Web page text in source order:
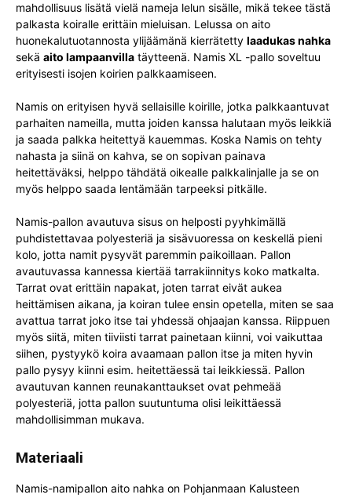
mahdollisuus lisätä vielä nameja lelun sisälle, mikä tekee tästä
palkasta koiralle erittäin mieluisan. Lelussa on aito
huonekalutuotannosta ylijäämänä kierrätetty laadukas nahka
sekä aito lampaanvilla täytteenä. Namis XL -pallo soveltuu
erityisesti isojen koirien palkkaamiseen.
Namis on erityisen hyvä sellaisille koirille, jotka palkkaantuvat
parhaiten nameilla, mutta joiden kanssa halutaan myös leikkiä
ja saada palkka heitettyä kauemmas. Koska Namis on tehty
nahasta ja siinä on kahva, se on sopivan painava
heitettäväksi, helppo tähdätä oikealle palkkalinjalle ja se on
myös helppo saada lentämään tarpeeksi pitkälle.
Namis-pallon avautuva sisus on helposti pyyhkimällä
puhdistettavaa polyesteriä ja sisävuoressa on keskellä pieni
kolo, jotta namit pysyvät paremmin paikoillaan. Pallon
avautuvassa kannessa kiertää tarrakiinnitys koko matkalta.
Tarrat ovat erittäin napakat, joten tarrat eivät aukea
heittämisen aikana, ja koiran tulee ensin opetella, miten se saa
avattua tarrat joko itse tai yhdessä ohjaajan kanssa. Riippuen
myös siitä, miten tiiviisti tarrat painetaan kiinni, voi vaikuttaa
siihen, pystyykö koira avaamaan pallon itse ja miten hyvin
pallo pysyy kiinni esim. heitettäessä tai leikkiessä. Pallon
avautuvan kannen reunakanttaukset ovat pehmeää
polyesteriä, jotta pallon suutuntuma olisi leikittäessä
mahdollisimman mukava.
Materiaali
Namis-namipallon aito nahka on Pohjanmaan Kalusteen